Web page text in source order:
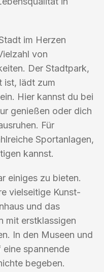
im Herzen
von
Der Stadtpark,
ist, lädt zum
Hier kannst du bei
genießen oder dich
Für
Sportanlagen,
kannst.
einiges zu bieten.
vielseitige Kunst-
und das
mit erstklassigen
In den Museen und
spannende
begeben.